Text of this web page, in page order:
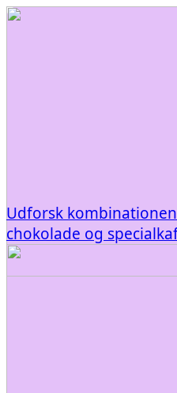
Udforsk
chokolade og